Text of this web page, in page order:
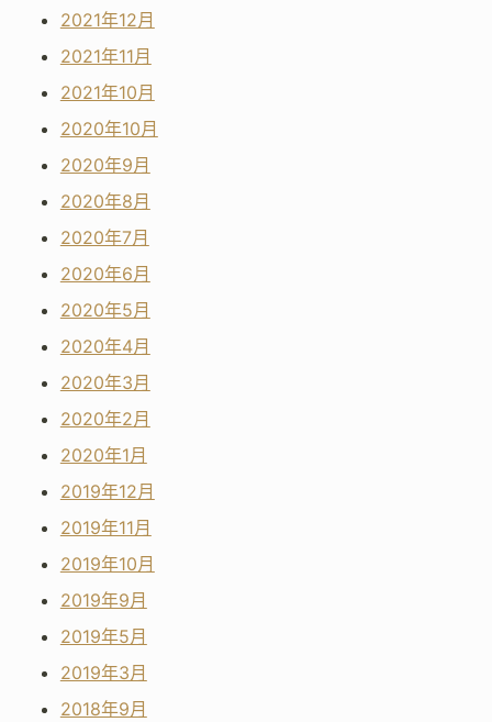
2021年12月
2021年11月
2021年10月
2020年10月
2020年9月
2020年8月
2020年7月
2020年6月
2020年5月
2020年4月
2020年3月
2020年2月
2020年1月
2019年12月
2019年11月
2019年10月
2019年9月
2019年5月
2019年3月
2018年9月